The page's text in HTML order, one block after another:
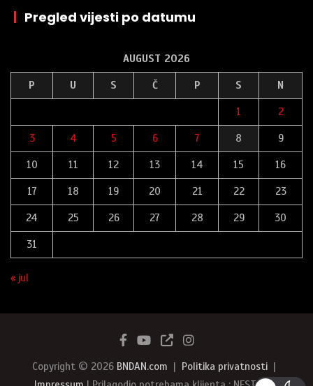
| Pregled vijesti po datumu
AUGUST 2026
P U S Č P S N
1 2
3 4 5 6 7 8 9
10 11 12 13 14 15 16
17 18 19 20 21 22 23
24 25 26 27 28 29 30
31
« jul
Copyright © 2026 BNDAN.com
Politika privatnosti